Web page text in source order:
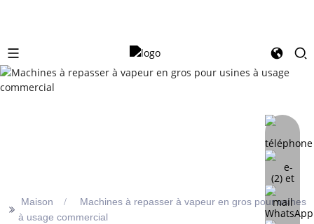
>> Maison
Machines à repasser à vapeur en gros pour usines
à usage commercial